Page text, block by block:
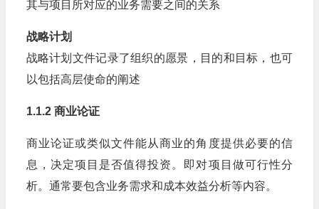
其与项目所对应的业务需要之间的关系
战略计划
战略计划文件记录了组织的愿景，目的和目标，也可
以包括高层使命的阐述
1.1.2 商业论证
商业论证或类似文件能从商业的角度提供必要的信
息，决定项目是否值得投资。即对项目做可行性分
析。通常要包含业务需求和成本效益分析等内容。